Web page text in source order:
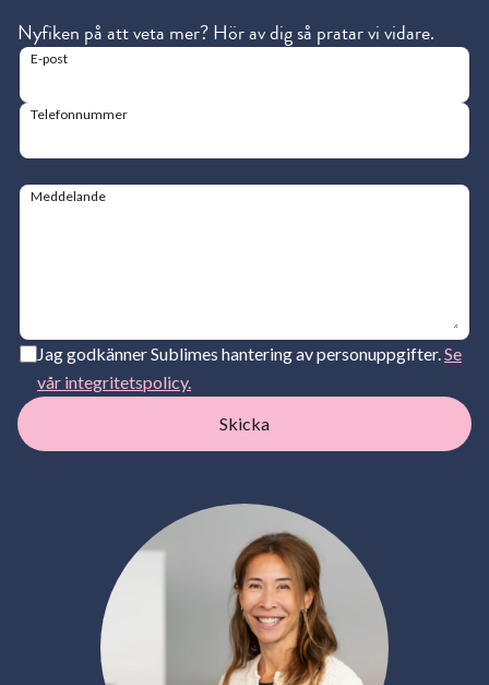
Nyfiken på att veta mer? Hör av dig så pratar vi vidare.
E-post
Telefonnummer
Meddelande
Jag godkänner Sublimes hantering av personuppgifter.Se
vår integritetspolicy.